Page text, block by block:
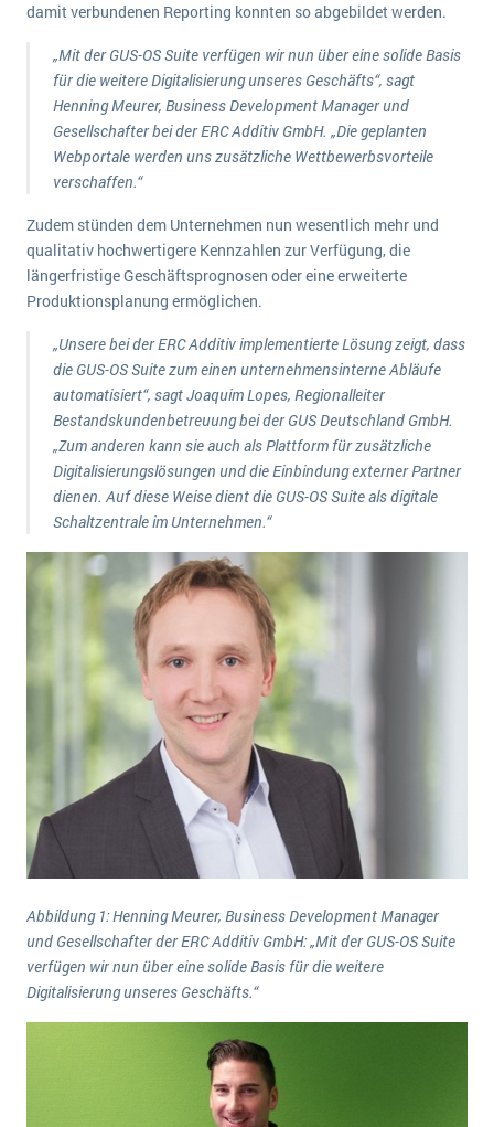
SAP übernimmt Reltio für eine bessere
Datenintegration
Die „SaaSpocalypse“: Was ist das und was bedeutet es für die Zukunft von Unternehmenssoftware?
SAP investiert mit zwei strategischen Übernahmen in Enterprise-KI
NACHRICHTENARCHIV
damit verbundenen Reporting konnten so abgebildet werden.
„Mit der GUS-OS Suite verfügen wir nun über eine solide Basis
für die weitere Digitalisierung unseres Geschäfts“, sagt
Henning Meurer, Business Development Manager und
Gesellschafter bei der ERC Additiv GmbH. „Die geplanten
Webportale werden uns zusätzliche Wettbewerbsvorteile
verschaffen.“
Zudem stünden dem Unternehmen nun wesentlich mehr und
qualitativ hochwertigere Kennzahlen zur Verfügung, die
längerfristige Geschäftsprognosen oder eine erweiterte
Produktionsplanung ermöglichen.
„Unsere bei der ERC Additiv implementierte Lösung zeigt, dass
die GUS-OS Suite zum einen unternehmensinterne Abläufe
automatisiert“, sagt Joaquim Lopes, Regionalleiter
Bestandskundenbetreuung bei der GUS Deutschland GmbH.
„Zum anderen kann sie auch als Plattform für zusätzliche
Digitalisierungslösungen und die Einbindung externer Partner
dienen. Auf diese Weise dient die GUS-OS Suite als digitale
Schaltzentrale im Unternehmen.“
Abbildung 1: Henning Meurer, Business Development Manager
und Gesellschafter der ERC Additiv GmbH: „Mit der GUS-OS Suite
verfügen wir nun über eine solide Basis für die weitere
Digitalisierung unseres Geschäfts.“